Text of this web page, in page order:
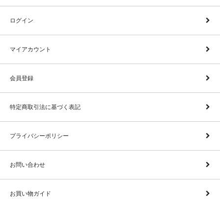
ログイン
マイアカウント
会員登録
特定商取引法に基づく表記
プライバシーポリシー
お問い合わせ
お買い物ガイド